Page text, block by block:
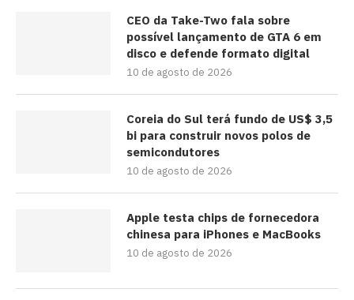
CEO da Take-Two fala sobre
possível lançamento de GTA 6 em
disco e defende formato digital
10 de agosto de 2026
Coreia do Sul terá fundo de US$ 3,5
bi para construir novos polos de
semicondutores
10 de agosto de 2026
Apple testa chips de fornecedora
chinesa para iPhones e MacBooks
10 de agosto de 2026